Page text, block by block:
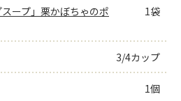
スープ」栗かぼちゃのポ
1袋
3/4カップ
1個